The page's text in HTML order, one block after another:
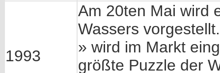
1993
Am 20ten Mai wird
Wassers
» wird im Markt
größte Puzzle der